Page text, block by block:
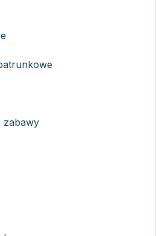
zabawy